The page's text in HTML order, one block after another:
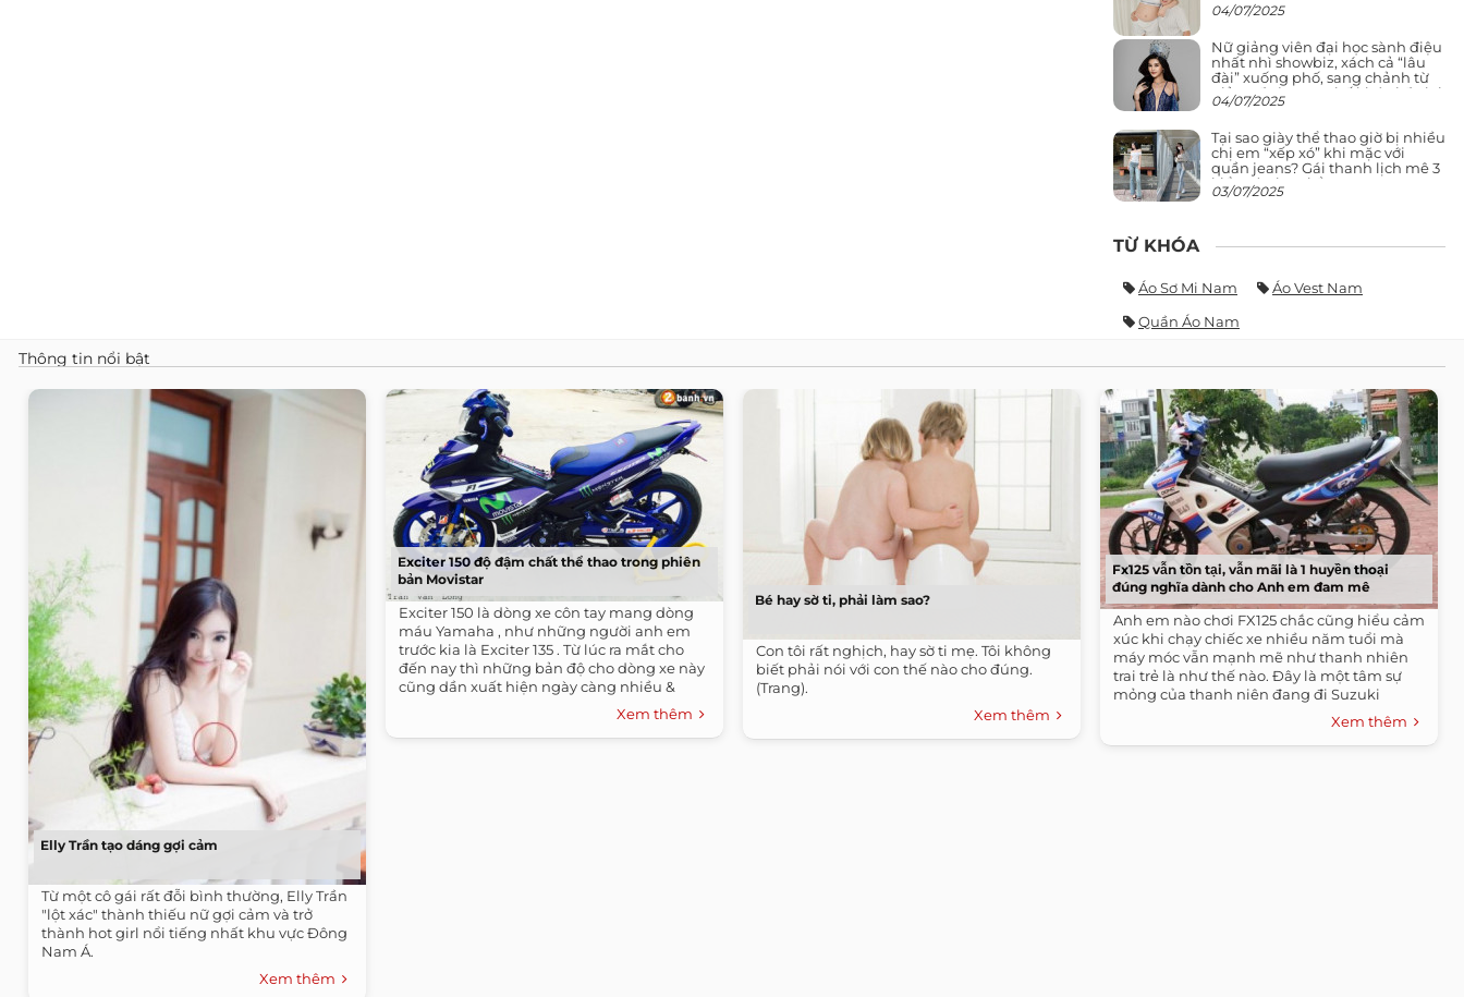
04/07/2025
Nữ giảng viên đại học sành điệu
nhất nhì showbiz, xách cả “lâu
đài” xuống phố, sang chảnh từ
giảng đường ra phố khó ai đọ lại
04/07/2025
Tại sao giày thể thao giờ bị nhiều
chị em “xếp xó” khi mặc với
quần jeans? Gái thanh lịch mê 3
kiểu này hơn hẳn
03/07/2025
TỪ KHÓA
Áo Sơ Mi Nam
Áo Vest Nam
Quần Áo Nam
Thông tin nổi bật
Elly Trần tạo dáng gợi cảm
Từ một cô gái rất đỗi bình thường, Elly Trần
"lột xác" thành thiếu nữ gợi cảm và trở
thành hot girl nổi tiếng nhất khu vực Đông
Nam Á.
Xem thêm
Exciter 150 độ đậm chất thể thao trong phiên
bản Movistar
Exciter 150 là dòng xe côn tay mang dòng
máu Yamaha , như những người anh em
trước kia là Exciter 135 . Từ lúc ra mắt cho
đến nay thì những bản độ cho dòng xe này
cũng dần xuất hiện ngày càng nhiều &
Xem thêm
Bé hay sờ ti, phải làm sao?
Con tôi rất nghịch, hay sờ ti mẹ. Tôi không
biết phải nói với con thế nào cho đúng.
(Trang).
Xem thêm
Fx125 vẫn tồn tại, vẫn mãi là 1 huyền thoại
đúng nghĩa dành cho Anh em đam mê
Anh em nào chơi FX125 chắc cũng hiểu cảm
xúc khi chạy chiếc xe nhiều năm tuổi mà
máy móc vẫn mạnh mẽ như thanh nhiên
trai trẻ là như thế nào. Đây là một tâm sự
mỏng của thanh niên đang đi Suzuki
Xem thêm